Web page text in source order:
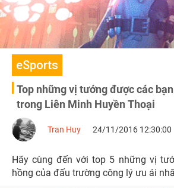
eSports
Top những vị tướng được các
trong Liên Minh Huyền Thoại
Tran Huy 24/11/2016 12:30:00
Hãy cùng đến với top 5 những vị
hồng của đấu trường công lý ưu ái